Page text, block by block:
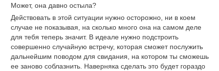
Может, она давно остыла?
Действовать в этой ситуации нужно осторожно, ни в коем
случае не показывая, на сколько много она на самом деле
для тебя теперь значит. В идеале нужно подстроить
совершенно случайную встречу, которая сможет послужить
дальнейшим поводом для свидания, на котором ты сможешь
ее заново соблазнить. Наверняка сделать это будет гораздо